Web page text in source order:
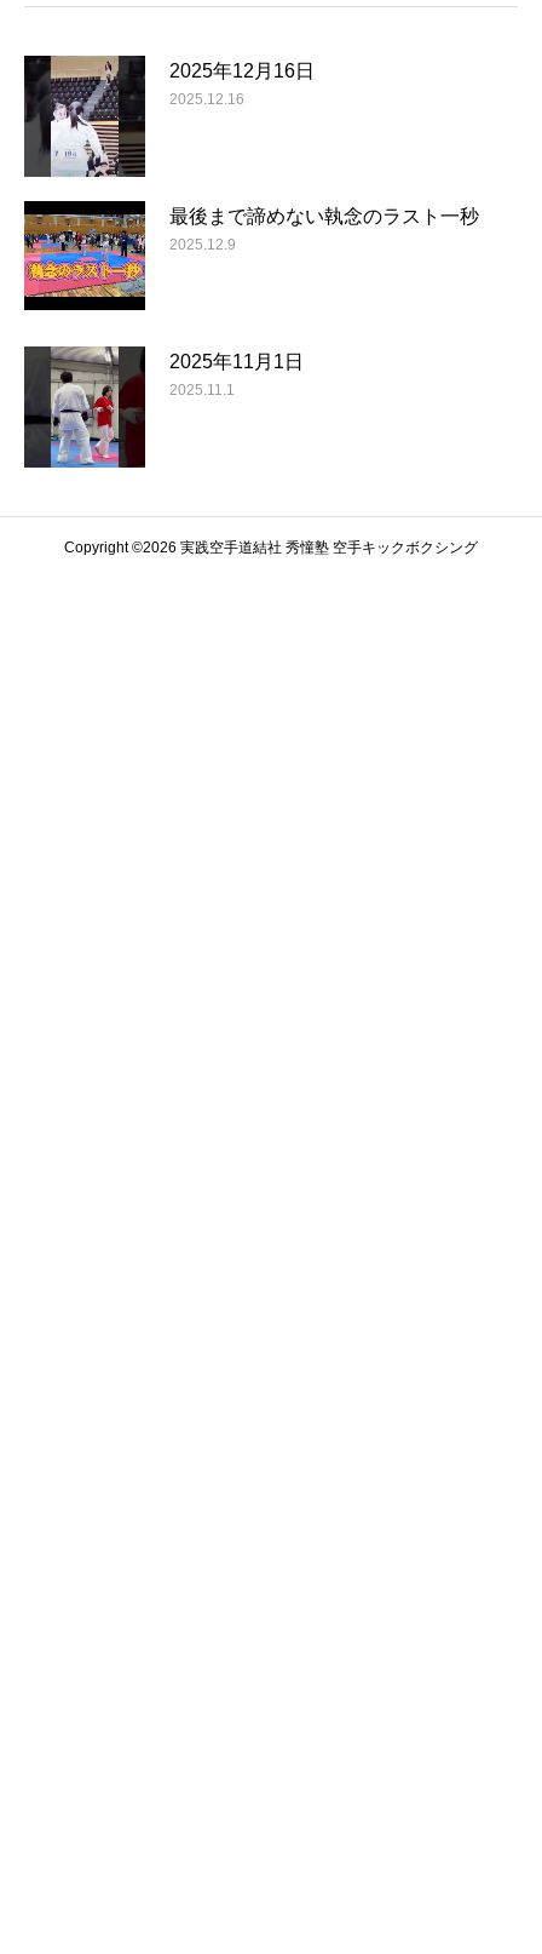
2025年12月16日
2025.12.16
最後まで諦めない執念のラスト一秒
2025.12.9
2025年11月1日
2025.11.1
Copyright ©️2026 実践空手道結社 秀憧塾 空手キックボクシング